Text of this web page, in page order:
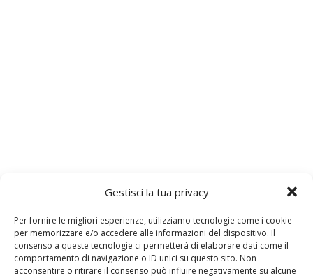
Gestisci la tua privacy
Per fornire le migliori esperienze, utilizziamo tecnologie come i cookie
per memorizzare e/o accedere alle informazioni del dispositivo. Il
consenso a queste tecnologie ci permetterà di elaborare dati come il
comportamento di navigazione o ID unici su questo sito. Non
acconsentire o ritirare il consenso può influire negativamente su alcune
3.Ilfilodeve essere fato di lana naturale e deve essere
acquistato con l’intenzione di fungere da amuleto.